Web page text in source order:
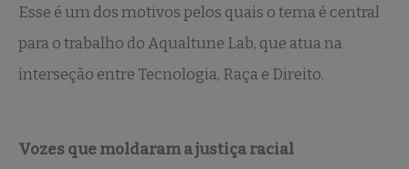
Esse é um dos motivos pelos quais o tema é central
para o trabalho do Aqualtune Lab, que atua na
interseção entre Tecnologia, Raça e Direito.
Vozes que moldaram a justiça racial